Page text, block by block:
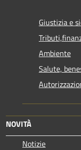
Giustizia e
Ambiente
Salute,
NOVITÀ
Notizie